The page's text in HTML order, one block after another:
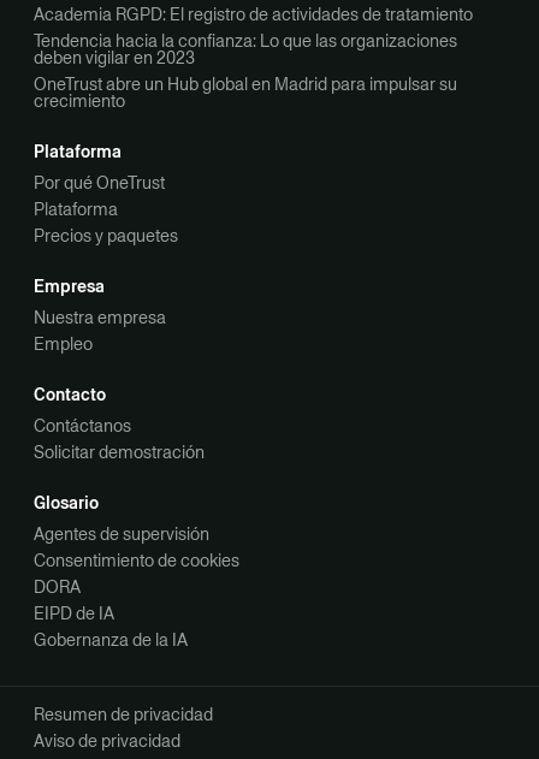
Academia RGPD: El registro de actividades de tratamiento
Tendencia hacia la confianza: Lo que las organizaciones
deben vigilar en 2023
OneTrust abre un Hub global en Madrid para impulsar su
crecimiento
Plataforma
Por qué OneTrust
Plataforma
Precios y paquetes
Empresa
Nuestra empresa
Empleo
Contacto
Contáctanos
Solicitar demostración
Glosario
Agentes de supervisión
Consentimiento de cookies
DORA
EIPD de IA
Gobernanza de la IA
Resumen de privacidad
Aviso de privacidad